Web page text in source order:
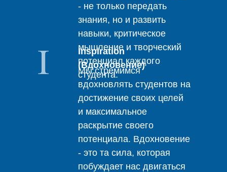
- не только передать
знания, но и развить
навыки, критическое
мышление и творческий
потенциал каждого
студента.
I
Inspiration
(Вдохновение)
Мы стремимся
вдохновлять студентов на
достижение своих целей
и максимальное
раскрытие своего
потенциала. Вдохновение
- это та сила, которая
побуждает нас двигаться